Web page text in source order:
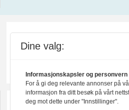
Dine valg:
Informasjonskapsler og personvern
For å gi deg relevante annonser på
informasjon fra ditt besøk på vårt
deg mot dette under "Innstillinger".